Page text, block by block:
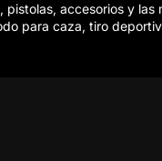
pistolas, accesorios y las
para caza, tiro